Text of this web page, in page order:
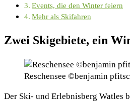
Events, die den Winter feiern
Mehr als Skifahren
Zwei Skigebiete, ein
Reschensee ©benjamin
Der Ski- und Erlebnisberg Watles